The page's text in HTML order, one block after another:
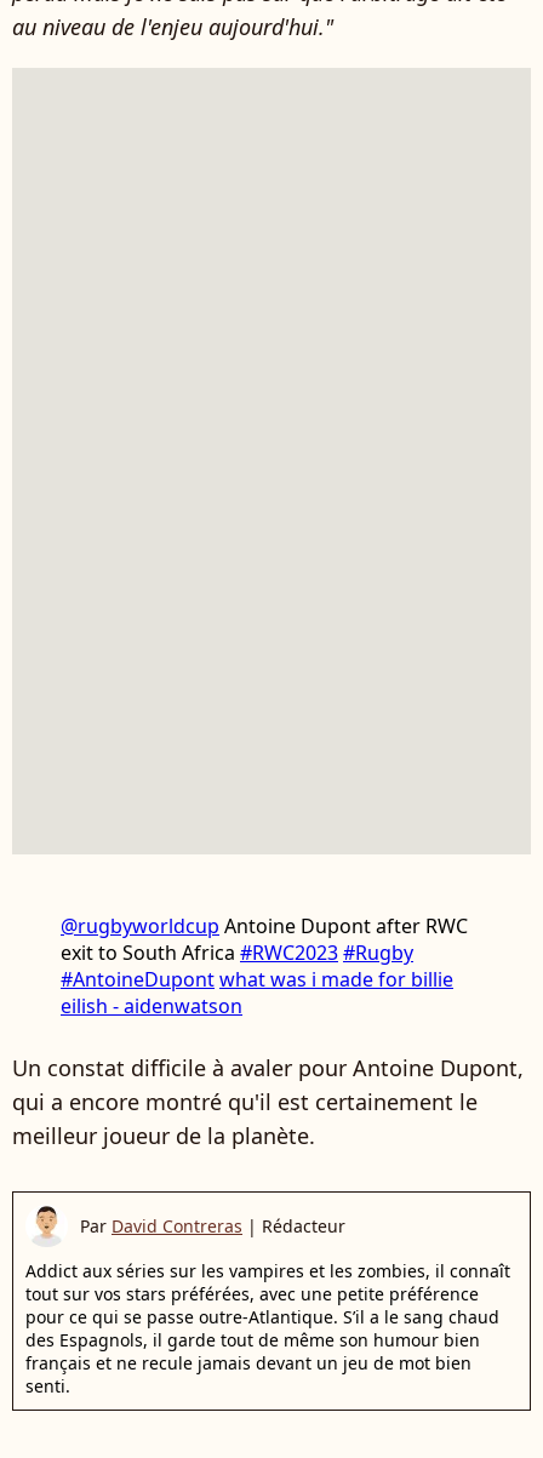
au niveau de l'enjeu aujourd'hui."
@rugbyworldcup Antoine Dupont after RWC
exit to South Africa #RWC2023#Rugby
#AntoineDupontwhat was i made for billie
eilish - aidenwatson
Un constat difficile à avaler pour Antoine Dupont,
qui a encore montré qu'il est certainement le
meilleur joueur de la planète.
Par David Contreras | Rédacteur
Addict aux séries sur les vampires et les zombies, il connaît
tout sur vos stars préférées, avec une petite préférence
pour ce qui se passe outre-Atlantique. S’il a le sang chaud
des Espagnols, il garde tout de même son humour bien
français et ne recule jamais devant un jeu de mot bien
senti.